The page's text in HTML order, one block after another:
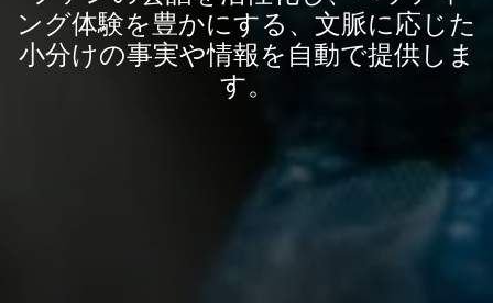
ング体験を豊かにする、文脈に応じた
小分けの事実や情報を自動で提供しま
す。